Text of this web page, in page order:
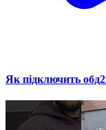
Як підключить